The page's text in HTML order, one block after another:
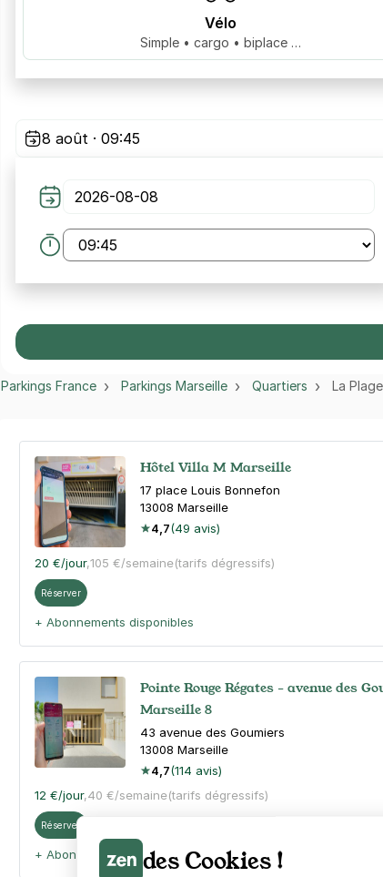
Vélo
Simple • cargo • biplace …
8 août · 09:45
Parkings France Parkings Marseille Quartiers La Plage
Hôtel Villa M Marseille
17 place Louis Bonnefon
13008 Marseille
4,7(49 avis)
20 €/jour,105 €/semaine(tarifs dégressifs)
Réserver
+ Abonnements disponibles
Pointe Rouge Régates - avenue des
Marseille 8
43 avenue des Goumiers
13008 Marseille
4,7(114 avis)
12 €/jour,40 €/semaine(tarifs dégressifs)
Réserver
+ Abonnements disponiblesdes Cookies !